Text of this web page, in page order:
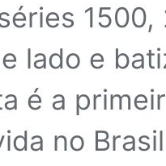
lado e
é a
no